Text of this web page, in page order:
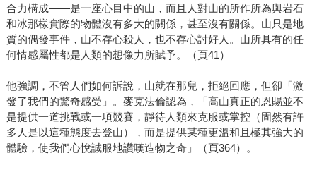
合力構成——是一座心目中的山，而且人對山的所作所為與岩石
和冰那樣實際的物體沒有多大的關係，甚至沒有關係。山只是地
質的偶發事件，山不存心殺人，也不存心討好人。山所具有的任
何情感屬性都是人類的想像力所賦予。（頁41）
他強調，不管人們如何訴說，山就在那兒，拒絕回應，但卻「激
發了我們的驚奇感受」。麥克法倫認為，「高山真正的恩賜並不
是提供一道挑戰或一項競賽，靜待人類來克服或掌控（固然有許
多人是以這種態度去登山），而是提供某種更溫和且極其強大的
體驗，使我們心悅誠服地讚嘆造物之奇」（頁364）。